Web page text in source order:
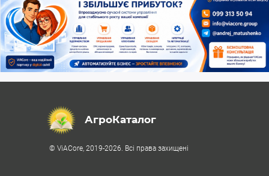
АгроКаталог
© ViACore, 2019-2026. Всі права захищені